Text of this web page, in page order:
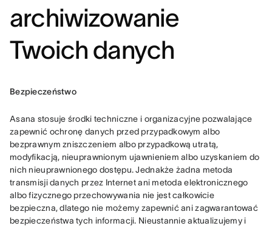
archiwizowanie
Twoich danych
Bezpieczeństwo
Asana stosuje środki techniczne i organizacyjne pozwalające
zapewnić ochronę danych przed przypadkowym albo
bezprawnym zniszczeniem albo przypadkową utratą,
modyfikacją, nieuprawnionym ujawnieniem albo uzyskaniem do
nich nieuprawnionego dostępu. Jednakże żadna metoda
transmisji danych przez Internet ani metoda elektronicznego
albo fizycznego przechowywania nie jest całkowicie
bezpieczna, dlatego nie możemy zapewnić ani zagwarantować
bezpieczeństwa tych informacji. Nieustannie aktualizujemy i